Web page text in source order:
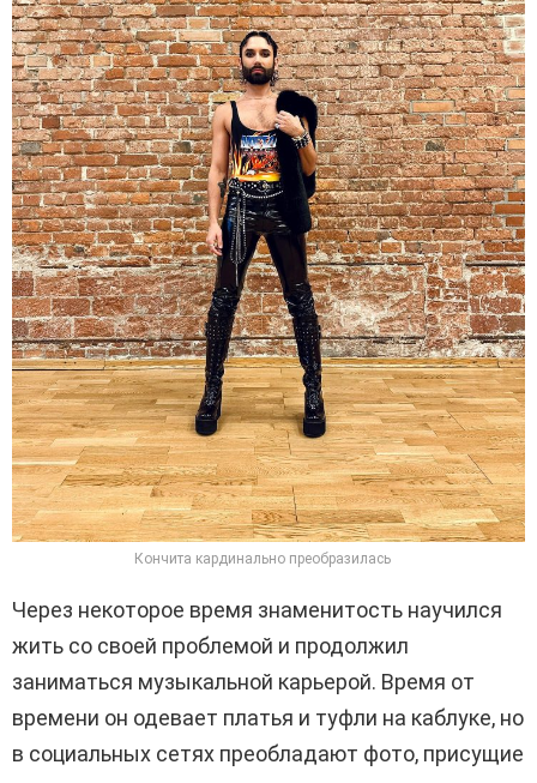
Кончита кардинально преобразилась
Через некоторое время знаменитость научился
жить со своей проблемой и продолжил
заниматься музыкальной карьерой. Время от
времени он одевает платья и туфли на каблуке, но
в социальных сетях преобладают фото, присущие